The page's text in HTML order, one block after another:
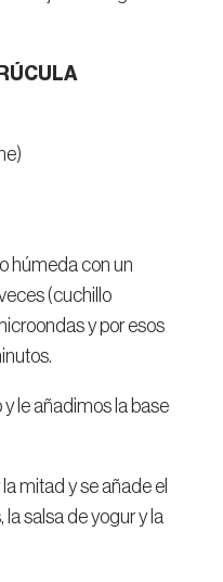
húmeda con un
(cuchillo
y por esos
le añadimos la base
mitad y se añade el
salsa de yogur y la